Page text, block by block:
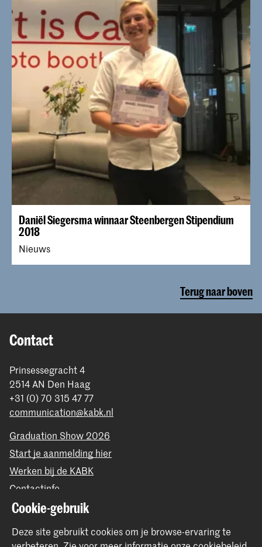
Daniël Siegersma winnaar Steenbergen Stipendium
2018
Nieuws
Terug naar boven
Contact
Prinsessegracht 4
2514 AN Den Haag
+31 (0) 70 315 47 77
communication@kabk.nl
Graduation Show 2026
Start je aanmelding hier
Werken bij de KABK
Contactinfo
Volg ons
Cookie-gebruik
Deze site gebruikt cookies om je browse-ervaring te